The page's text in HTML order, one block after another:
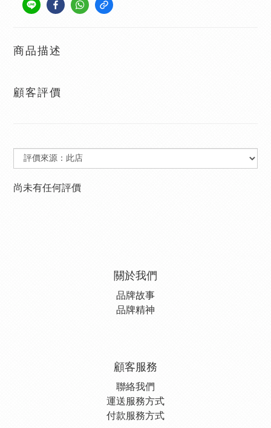
商品描述
顧客評價
尚未有任何評價
關於我們
品牌故事
品牌精神
顧客服務
聯絡我們
運送服務方式
付款服務方式